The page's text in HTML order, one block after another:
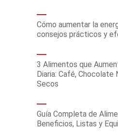
Cómo aumentar la
consejos prácticos y
3 Alimentos que
Diaria: Café, Chocolate
Secos
Guía Completa de
Beneficios, Listas y